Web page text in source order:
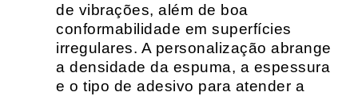
de vibrações, além de boa
conformabilidade em superfícies
irregulares. A personalização abrange
a densidade da espuma, a espessura
e o tipo de adesivo para atender a